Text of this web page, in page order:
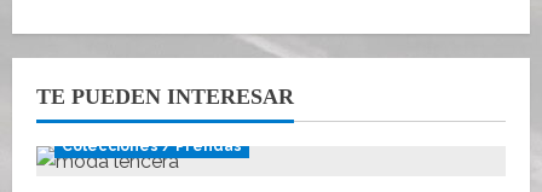
TE PUEDEN INTERESAR
Colecciones / Prendas